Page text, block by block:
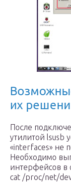
их
После
утилитой lsusb
«interfaces» не
Необходимо
интерфейсов в
cat /proc/net/